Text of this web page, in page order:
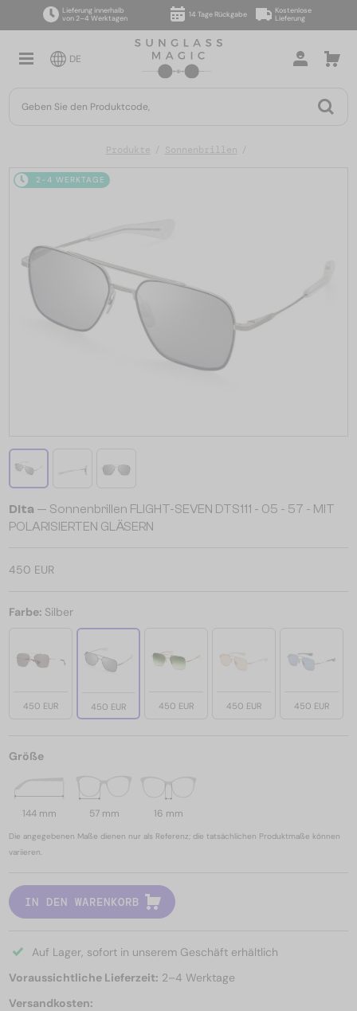
Lieferung innerhalb
von 2–4 Werktagen
14 Tage Rückgabe
Kostenlose
Lieferung
DE
Produkte Sonnenbrillen
2-4 WERKTAGE
Dita — Sonnenbrillen FLIGHT-SEVEN DTS111 - 05 - 57 - MIT
POLARISIERTEN GLÄSERN
450 EUR
Farbe: Silber
450 EUR 450 EUR 450 EUR 450 EUR 450 EUR
Größe
144 mm 57 mm 16 mm
Die angegebenen Maße dienen nur als Referenz; die tatsächlichen Produktmaße können
variieren.
IN DEN WARENKORB
Auf Lager, sofort in unserem Geschäft erhältlich
Voraussichtliche Lieferzeit: 2–4 Werktage
Versandkosten: